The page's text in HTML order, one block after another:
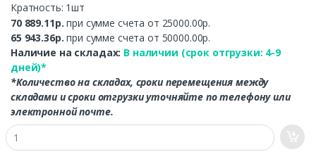
Кратность: 1шт
70 889.11р.при сумме счета от 25000.00р.
65 943.36р.при сумме счета от 50000.00р.
Наличие на складах: В наличии (срок отгрузки: 4-9
дней)*
*Количество на складах, сроки перемещения между
складами и сроки отгрузки уточняйте по телефону или
электронной почте.